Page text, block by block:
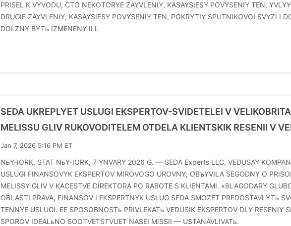
PRISEL K VYVODU, CTO NEKOTORYE ZAYVLENIY, KASAYSIESY POVYSENIY TEN,
DRUGIE ZAYVLENIY, KASAYSIESY POVYSENIY TEN, POKRYTIY SPUTNIKOVOI SVYZI I
DOLZNY BYTь IZMENENY ILI.
SEDA UKREPLYET USLUGI EKSPERTOV-SVIDETELEI V
MELISSU GLIV RUKOVODITELEM OTDELA KLIENTSKIK RESENII V
Jan 7, 2026 5:16 PM ET
NьY-IORK, STAT NьY-IORK, 7 YNVARY 2026 G. — SEDA Experts LLC, VEDUSAY
USLUGI FINANSOVYK EKSPERTOV MIROVOGO UROVNY, OBъYVILA SEGODNY O
MELISSY GLIV V KACESTVE DIREKTORA PO RABOTE S KLIENTAMI. «BLAGODARY
OBLASTI PRAVA, FINANSOV I EKSPERTNYK USLUG SEDA SMOZET PREDOSTAVLYTь
TENNYE USLUGI. EE SPOSOBNOSTь PRIVLEKATь VEDUSIK EKSPERTOV DLY RESENIY
SPOROV IDEALьNO SOOTVETSTVUET NASEI MISSII — USTANAVLIVATь.